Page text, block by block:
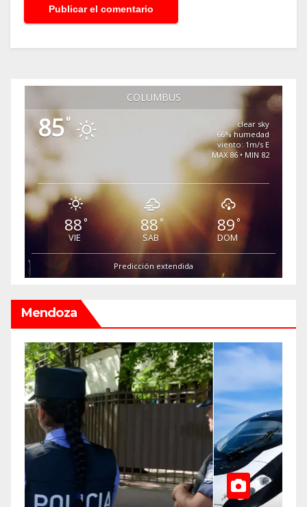
COLUMBUS
85°
clear sky
66% humedad
viento: 1m/s E
MAX 86 • MIN 82
88°
VIE
88°
SAB
89°
DOM
Predicción extendida
Mendoza